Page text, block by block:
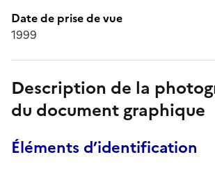
Date de prise de vue
1999
Description de la
du document graphique
Éléments d’identification